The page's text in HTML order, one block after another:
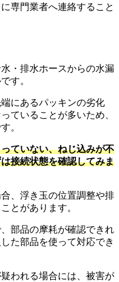
専門業者へ連絡すること
・排水ホースからの水漏
す。
にあるパッキンの劣化
ていることが多いため、
。
ていない、ねじ込みが不
接続状態を確認してみま
、浮き玉の位置調整や排
とがあります。
部品の摩耗が確認できれ
た部品を使って対応でき
われる場合には、被害が